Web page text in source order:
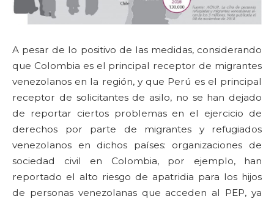
A pesar de lo positivo de las medidas, considerando
que Colombia es el principal receptor de migrantes
venezolanos en la región, y que Perú es el principal
receptor de solicitantes de asilo, no se han dejado
de reportar ciertos problemas en el ejercicio de
derechos por parte de migrantes y refugiados
venezolanos en dichos países: organizaciones de
sociedad civil en Colombia, por ejemplo, han
reportado el alto riesgo de apatridia para los hijos
de personas venezolanas que acceden al PEP, ya